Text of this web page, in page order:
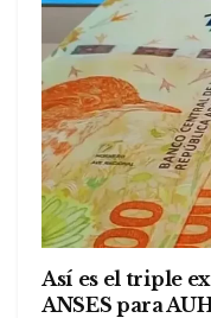
Así es el triple
ANSES para